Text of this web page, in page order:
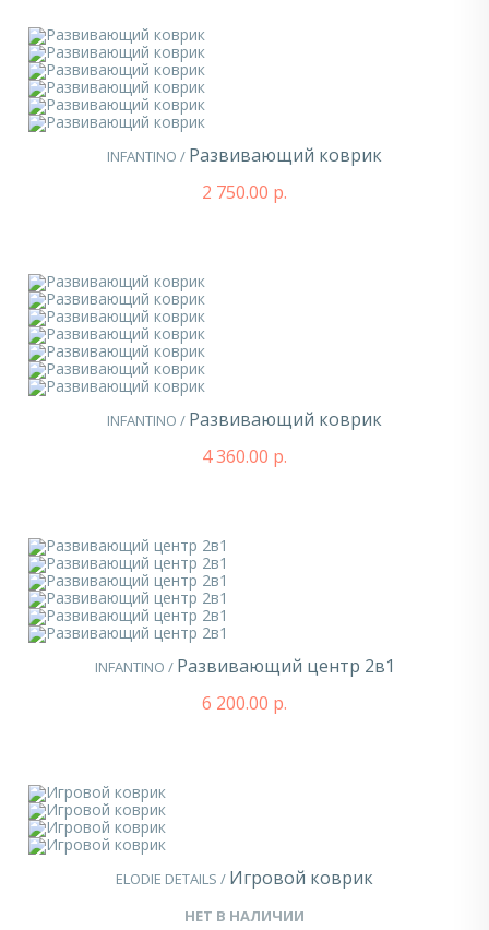
INFANTINO / Развивающий коврик
2 750.00 р.
INFANTINO / Развивающий коврик
4 360.00 р.
INFANTINO / Развивающий центр 2в1
6 200.00 р.
ELODIE DETAILS / Игровой коврик
НЕТ В НАЛИЧИИ